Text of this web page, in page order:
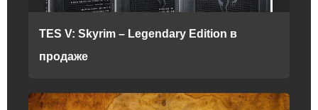
TES V: Skyrim – Legendary Edition в
продаже